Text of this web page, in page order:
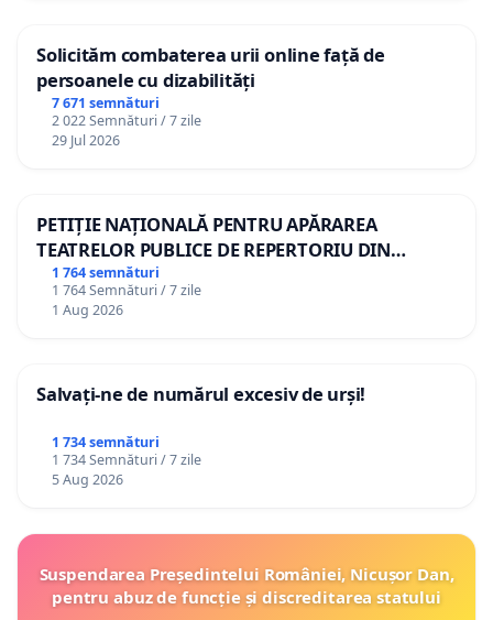
Solicităm combaterea urii online față de
persoanele cu dizabilități
7 671 semnături
2 022 Semnături / 7 zile
29 Jul 2026
PETIȚIE NAȚIONALĂ PENTRU APĂRAREA
TEATRELOR PUBLICE DE REPERTORIU DIN
ROMÂNIA
1 764 semnături
1 764 Semnături / 7 zile
1 Aug 2026
Salvați-ne de numărul excesiv de urși!
1 734 semnături
1 734 Semnături / 7 zile
5 Aug 2026
Suspendarea Președintelui României, Nicușor Dan,
pentru abuz de funcție și discreditarea statului